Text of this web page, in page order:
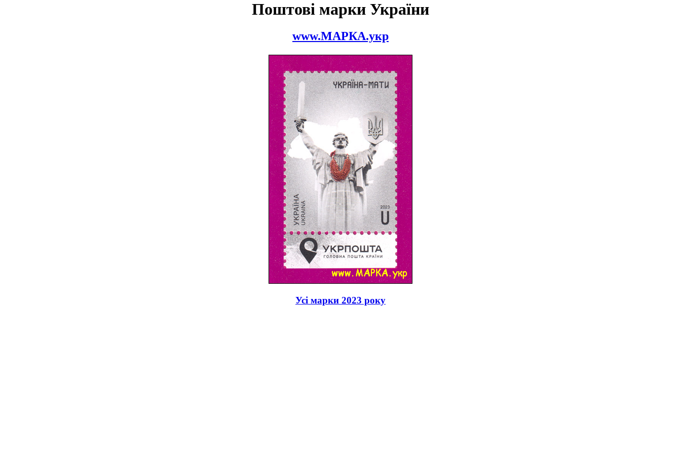
Поштові марки України
www.МАРКА.укр
Усі марки 2023 року